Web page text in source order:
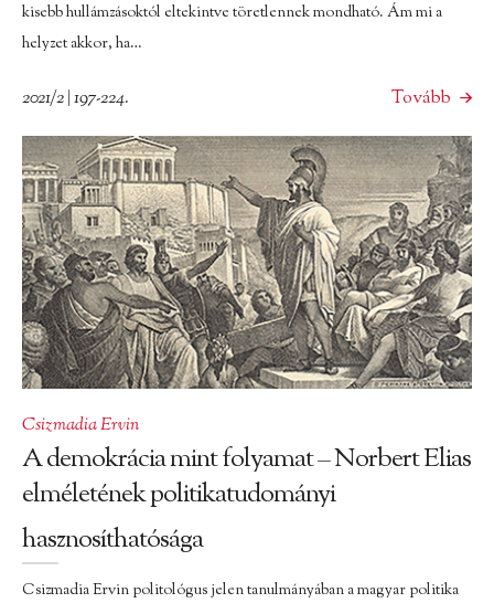
kisebb hullámzásoktól eltekintve töretlennek mondható. Ám mi a
helyzet akkor, ha…
2021/2 | 197-224. Tovább
Csizmadia Ervin
A demokrácia mint folyamat – Norbert Elias
elméletének politikatudományi
hasznosíthatósága
Csizmadia Ervin politológus jelen tanulmányában a magyar politika